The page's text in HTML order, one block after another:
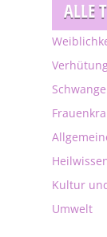
ALLE
Kultur
Umwelt